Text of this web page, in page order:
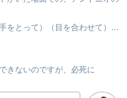
をとって）（目を合わせて）…
きないのですが、必死に